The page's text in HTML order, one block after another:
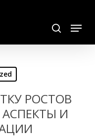
Menu
РОСТОВ
АСПЕКТЫ И
Close
Menu